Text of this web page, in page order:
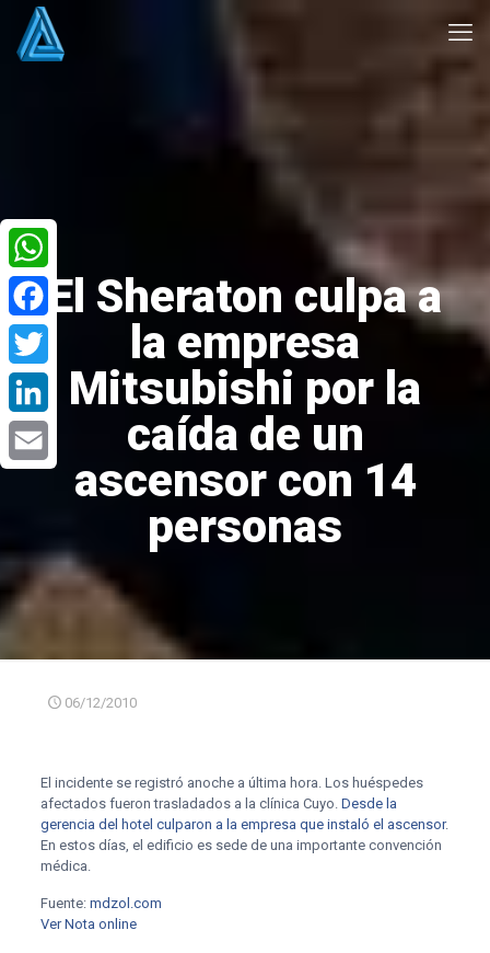
El Sheraton culpa a
la empresa
Mitsubishi por la
caída de un
ascensor con 14
personas
06/12/2010
El incidente se registró anoche a última hora. Los huéspedes
afectados fueron trasladados a la clínica Cuyo. Desde la
gerencia del hotel culparon a la empresa que instaló el ascensor.
En estos días, el edificio es sede de una importante convención
médica.
Fuente: mdzol.com
Ver Nota online
WhatsApp
Facebook
Twitter
LinkedIn